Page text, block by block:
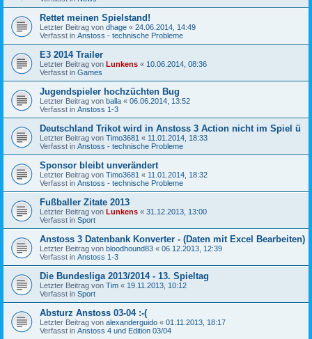
Rettet meinen Spielstand!
Letzter Beitrag von dhage « 24.06.2014, 14:49
Verfasst in Anstoss - technische Probleme
E3 2014 Trailer
Letzter Beitrag von Lunkens « 10.06.2014, 08:36
Verfasst in Games
Jugendspieler hochzüchten Bug
Letzter Beitrag von balla « 06.06.2014, 13:52
Verfasst in Anstoss 1-3
Deutschland Trikot wird in Anstoss 3 Action nicht im Spiel ü
Letzter Beitrag von Timo3681 « 11.01.2014, 18:33
Verfasst in Anstoss - technische Probleme
Sponsor bleibt unverändert
Letzter Beitrag von Timo3681 « 11.01.2014, 18:32
Verfasst in Anstoss - technische Probleme
Fußballer Zitate 2013
Letzter Beitrag von Lunkens « 31.12.2013, 13:00
Verfasst in Sport
Anstoss 3 Datenbank Konverter - (Daten mit Excel Bearbeiten)
Letzter Beitrag von bloodhound83 « 06.12.2013, 12:39
Verfasst in Anstoss 1-3
Die Bundesliga 2013/2014 - 13. Spieltag
Letzter Beitrag von Tim « 19.11.2013, 10:12
Verfasst in Sport
Absturz Anstoss 03-04 :-(
Letzter Beitrag von alexanderguido « 01.11.2013, 18:17
Verfasst in Anstoss 4 und Edition 03/04